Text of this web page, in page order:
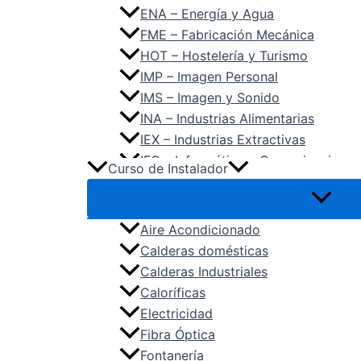
ENA – Energía y Agua
FME – Fabricación Mecánica
HOT – Hostelería y Turismo
IMP – Imagen Personal
IMS – Imagen y Sonido
INA – Industrias Alimentarias
IEX – Industrias Extractivas
IFC – Informática y Comunicaciones
IMA – Instalación y Mantenimiento
MAM – Madera, Mueble y Corcho
MAP – Marítimo Pesquera
QUI – Química
SAN – Sanidad
SEA – Seguridad y Medio Ambiente
SSC – Servicios Socioculturales y a
TCP – Textil, Confección y Piel
TMV – Transporte y Mantenimiento
Curso de Instalador
Aire Acondicionado
Calderas domésticas
Calderas Industriales
Caloríficas
Electricidad
Fibra Óptica
Fontanería